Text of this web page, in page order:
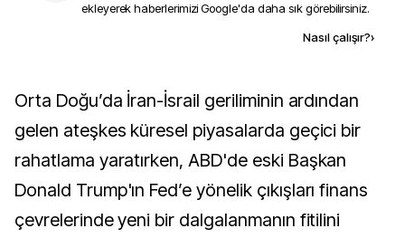
ekleyerek haberlerimizi Google'da daha sık görebilirsiniz.
Nasıl çalışır?›
Orta Doğu’da İran-İsrail geriliminin ardından
gelen ateşkes küresel piyasalarda geçici bir
rahatlama yaratırken, ABD'de eski Başkan
Donald Trump'ın Fed’e yönelik çıkışları finans
çevrelerinde yeni bir dalgalanmanın fitilini